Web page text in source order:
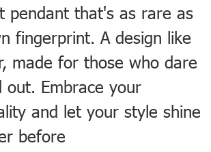
pendant that's as rare as
fingerprint. A design like
made for those who dare
out. Embrace your
and let your style shine
before